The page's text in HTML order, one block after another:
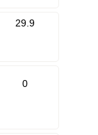
29.9
0